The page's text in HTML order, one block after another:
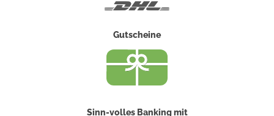
Gutscheine
Sinn-volles Banking mit